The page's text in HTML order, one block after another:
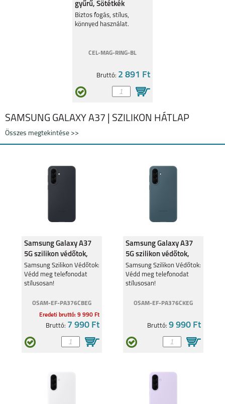
SAMSUNG GALAXY
S25 ULTRA
A16 5G
SAMSUNG GALAXY Z
FOLD6
SAMSUNG GALAXY
A35
SAMSUNG GALAXY
SAMSUNG GALAXY
gyűrű, Sötétkék
Biztos fogás, stílus,
könnyed használat.
CEL-MAG-RING-BL
Bruttó: 2 891 Ft
SAMSUNG GALAXY A37 | SZILIKON HÁTLAP
Összes megtekintése >>
Samsung Galaxy A37
5G szilikon védőtok,
fekete
Samsung Szilikon Védőtok:
Védd meg telefonodat
stílusosan!
OSAM-EF-PA376CBEG
Eredeti bruttó: 9 990 Ft
Bruttó: 7 990 Ft
Samsung Galaxy A37
5G szilikon védőtok,
sötét zöld
Samsung Szilikon Védőtok:
Védd meg telefonodat
stílusosan!
OSAM-EF-PA376CKEG
Bruttó:9 990 Ft